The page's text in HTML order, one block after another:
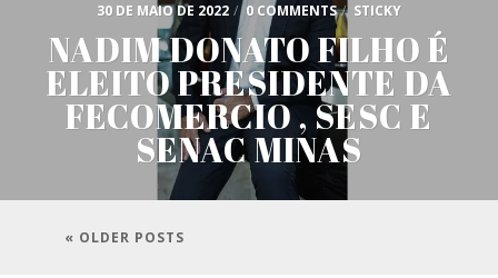
30 DE MAIO DE 2022 / 0 COMMENTS / STICKY
NADIM DONATO FILHO É
ELEITO PRESIDENTE DA
FECOMERCIO , SESC E
SENAC MINAS
« OLDER POSTS